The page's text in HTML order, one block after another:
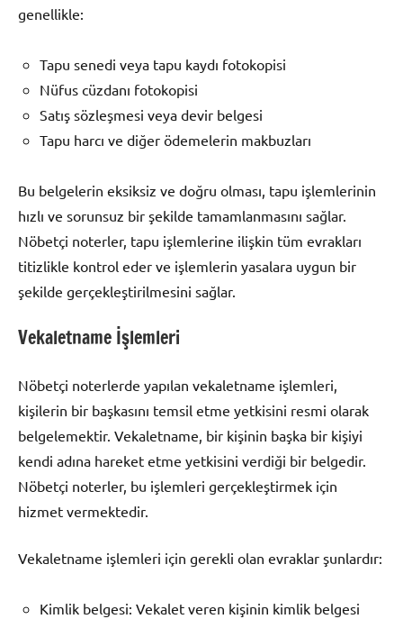
genellikle:
Tapu senedi veya tapu kaydı fotokopisi
Nüfus cüzdanı fotokopisi
Satış sözleşmesi veya devir belgesi
Tapu harcı ve diğer ödemelerin makbuzları
Bu belgelerin eksiksiz ve doğru olması, tapu işlemlerinin
hızlı ve sorunsuz bir şekilde tamamlanmasını sağlar.
Nöbetçi noterler, tapu işlemlerine ilişkin tüm evrakları
titizlikle kontrol eder ve işlemlerin yasalara uygun bir
şekilde gerçekleştirilmesini sağlar.
Vekaletname İşlemleri
Nöbetçi noterlerde yapılan vekaletname işlemleri,
kişilerin bir başkasını temsil etme yetkisini resmi olarak
belgelemektir. Vekaletname, bir kişinin başka bir kişiyi
kendi adına hareket etme yetkisini verdiği bir belgedir.
Nöbetçi noterler, bu işlemleri gerçekleştirmek için
hizmet vermektedir.
Vekaletname işlemleri için gerekli olan evraklar şunlardır:
Kimlik belgesi: Vekalet veren kişinin kimlik belgesi